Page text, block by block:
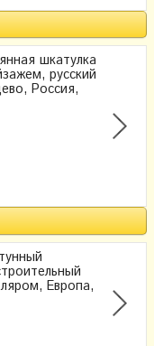
шкатулка
русский
Россия,
Европа,